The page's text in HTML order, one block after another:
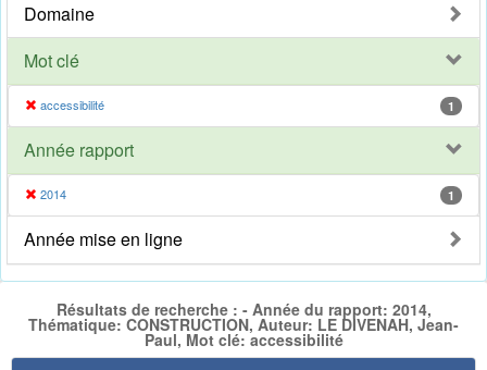
Domaine
Mot clé
accessibilité 1
Année rapport
2014 1
Année mise en ligne
Résultats de recherche : - Année du rapport: 2014,
Thématique: CONSTRUCTION, Auteur: LE DIVENAH, Jean-
Paul, Mot clé: accessibilité